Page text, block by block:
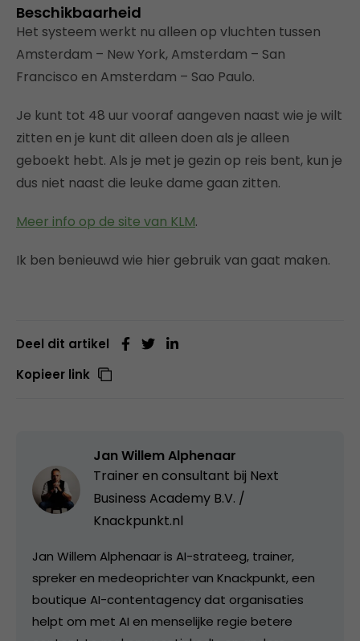
Beschikbaarheid
Het systeem werkt nu alleen op vluchten tussen
Amsterdam – New York, Amsterdam – San
Francisco en Amsterdam – Sao Paulo.
Je kunt tot 48 uur vooraf aangeven naast wie je wilt
zitten en je kunt dit alleen doen als je alleen
geboekt hebt. Als je met je gezin op reis bent, kun je
dus niet naast die leuke dame gaan zitten.
Meer info op de site van KLM.
Ik ben benieuwd wie hier gebruik van gaat maken.
Deel dit artikel
Kopieer link
Jan Willem Alphenaar
Trainer en consultant bij Next
Business Academy B.V. /
Knackpunkt.nl
Jan Willem Alphenaar is AI-strateeg, trainer,
spreker en medeoprichter van Knackpunkt, een
boutique AI-contentagency dat organisaties
helpt om met AI en menselijke regie betere